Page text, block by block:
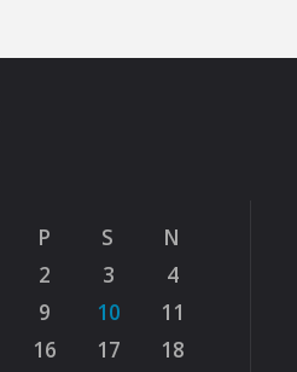
P S
N
2 3
4
9 10
11
16 17 18